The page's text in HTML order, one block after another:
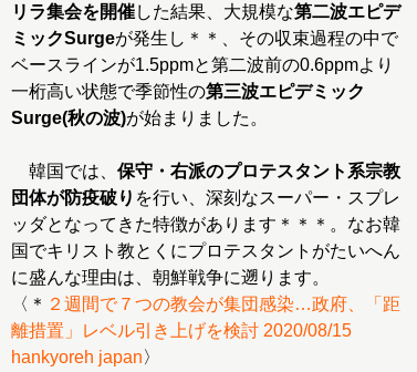
リラ集会を開催した結果、大規模な第二波エピデ
ミックSurgeが発生し＊＊、その収束過程の中で
ベースラインが1.5ppmと第二波前の0.6ppmより
一桁高い状態で季節性の第三波エピデミック
Surge(秋の波)が始まりました。
韓国では、 保守・右派のプロテスタント系宗教
団体が防疫破り を行い、深刻なスーパー・スプレ
ッダとなってきた特徴があります＊＊＊。なお韓
国でキリスト教とくにプロテスタントがたいへん
に盛んな理由は、朝鮮戦争に遡ります。
〈＊ ２週間で７つの教会が集団感染…政府、「距
離措置」レベル引き上げを検討 2020/08/15
hankyoreh japan〉